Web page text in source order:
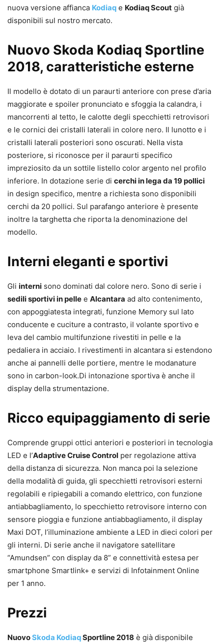
nuova versione affianca Kodiaq e Kodiaq Scout già
disponibili sul nostro mercato.
Nuovo Skoda Kodiaq Sportline
2018, caratteristiche esterne
Il modello è dotato di un paraurti anteriore con prese d’aria
maggiorate e spoiler pronunciato e sfoggia la calandra, i
mancorrenti al tetto, le calotte degli specchietti retrovisori
e le cornici dei cristalli laterali in colore nero. Il lunotto e i
cristalli laterali posteriori sono oscurati. Nella vista
posteriore, si riconosce per il paraurti specifico
impreziosito da un sottile listello color argento nel profilo
inferiore. In dotazione serie di cerchi in lega da 19 pollici
in design specifico, mentre a richiesta sono disponibili
cerchi da 20 pollici. Sul parafango anteriore è presente
inoltre la targhetta che riporta la denominazione del
modello.
Interni eleganti e sportivi
Gli interni sono dominati dal colore nero. Sono di serie i
sedili sportivi in pelle e Alcantara ad alto contenimento,
con appoggiatesta integrati, funzione Memory sul lato
conducente e cuciture a contrasto, il volante sportivo e
leva del cambio multifunzione rivestiti in pelle e la
pedaliera in acciaio. I rivestimenti in alcantara si estendono
anche ai pannelli delle portiere, mentre le modanature
sono in carbon-look.Di intonazione sportiva è anche il
display della strumentazione.
Ricco equipaggiamento di serie
Comprende gruppi ottici anteriori e posteriori in tecnologia
LED e l’Adaptive Cruise Control per regolazione attiva
della distanza di sicurezza. Non manca poi la selezione
della modalità di guida, gli specchietti retrovisori esterni
regolabili e ripiegabili a comando elettrico, con funzione
antiabbagliamento, lo specchietto retrovisore interno con
sensore pioggia e funzione antiabbagliamento, il display
Maxi DOT, l’illuminazione ambiente a LED in dieci colori per
gli interni. Di serie anche il navigatore satellitare
“Amundsen” con display da 8” e connettività estesa per
smartphone Smartlink+ e servizi di Infotainment Online
per 1 anno.
Prezzi
NuovoSkoda KodiaqSportline 2018 è già disponibile